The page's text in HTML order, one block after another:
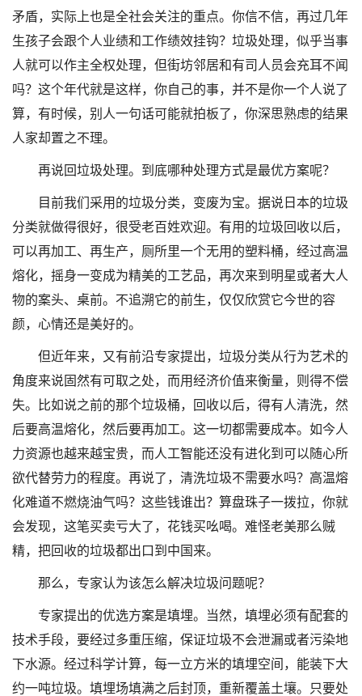
矛盾，实际上也是全社会关注的重点。你信不信，再过几年
生孩子会跟个人业绩和工作绩效挂钩？垃圾处理，似乎当事
人就可以作主全权处理，但街坊邻居和有司人员会充耳不闻
吗？这个年代就是这样，你自己的事，并不是你一个人说了
算，有时候，别人一句话可能就拍板了，你深思熟虑的结果
人家却置之不理。
再说回垃圾处理。到底哪种处理方式是最优方案呢？
目前我们采用的垃圾分类，变废为宝。据说日本的垃圾
分类就做得很好，很受老百姓欢迎。有用的垃圾回收以后，
可以再加工、再生产，厕所里一个无用的塑料桶，经过高温
熔化，摇身一变成为精美的工艺品，再次来到明星或者大人
物的案头、桌前。不追溯它的前生，仅仅欣赏它今世的容
颜，心情还是美好的。
但近年来，又有前沿专家提出，垃圾分类从行为艺术的
角度来说固然有可取之处，而用经济价值来衡量，则得不偿
失。比如说之前的那个垃圾桶，回收以后，得有人清洗，然
后要高温熔化，然后要再加工。这一切都需要成本。如今人
力资源也越来越宝贵，而人工智能还没有进化到可以随心所
欲代替劳力的程度。再说了，清洗垃圾不需要水吗？高温熔
化难道不燃烧油气吗？这些钱谁出？算盘珠子一拨拉，你就
会发现，这笔买卖亏大了，花钱买吆喝。难怪老美那么贼
精，把回收的垃圾都出口到中国来。
那么，专家认为该怎么解决垃圾问题呢？
专家提出的优选方案是填埋。当然，填埋必须有配套的
技术手段，要经过多重压缩，保证垃圾不会泄漏或者污染地
下水源。经过科学计算，每一立方米的填埋空间，能装下大
约一吨垃圾。填埋场填满之后封顶，重新覆盖土壤。只要处